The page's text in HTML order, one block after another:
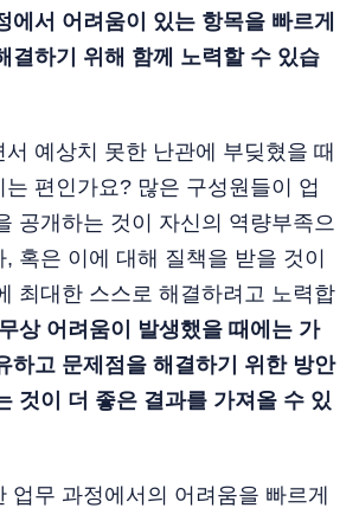
서 어려움이 있는 항목을 빠르게
결하기 위해 함께 노력할 수 있습
예상치 못한 난관에 부딪혔을 때
편인가요? 많은 구성원들이 업
공개하는 것이 자신의 역량부족으
, 혹은 이에 대해 질책을 받을 것이
최대한 스스로 해결하려고 노력합
상 어려움이 발생했을 때에는 가
하고 문제점을 해결하기 위한 방안
것이 더 좋은 결과를 가져올 수 있
업무 과정에서의 어려움을 빠르게